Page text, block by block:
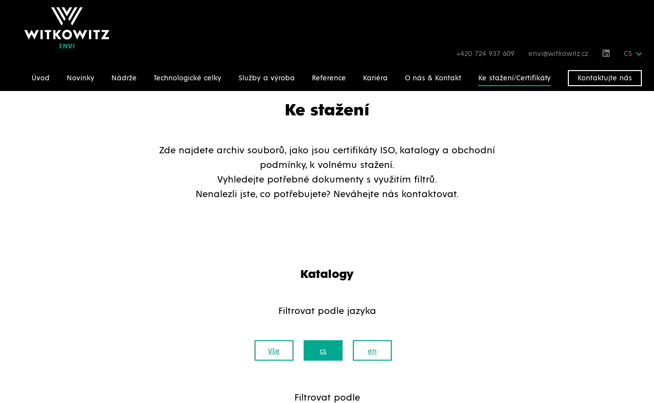
+420 724 937 609 envi@witkowitz.cz CS
Úvod Novinky Nádrže Technologické celky Služby a výroba Reference Kariéra O nás & Kontakt Ke stažení/Certifikáty Kontaktujte nás
Úvodní stránka Ke stažení/Certifikáty
Ke stažení
Zde najdete archiv souborů, jako jsou certifikáty ISO, katalogy a obchodní
podmínky, k volnému stažení.
Vyhledejte potřebné dokumenty s využitím filtrů.
Nenalezli jste, co potřebujete? Neváhejte nás kontaktovat.
Katalogy
Filtrovat podle jazyka
Vše cs en
Filtrovat podle